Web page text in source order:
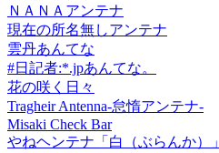
ＮＡＮＡアンテナ
現在の所名無しアンテナ
雲丹あんてな
#日記者:*.jpあんてな。
花の咲く日々
Tragheir Antenna-怠惰アンテナ-
Misaki Check Bar
やねヘンテナ「白（ぶらんか）」